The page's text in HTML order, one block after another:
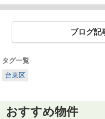
ブログ記
タグ一覧
台東区
おすすめ物件